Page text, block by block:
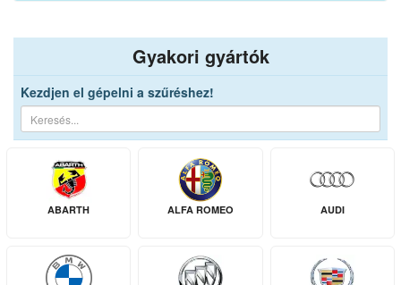
Gyakori gyártók
Kezdjen el gépelni a szűréshez!
ABARTH ALFA ROMEO AUDI